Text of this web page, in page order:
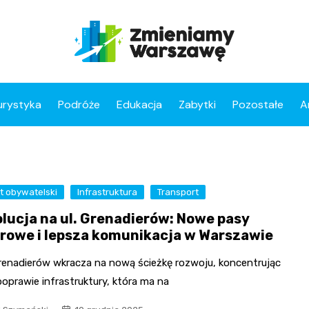
Podróże Edukacja Zabytki Pozostałe
obywatelski Infrastruktura Transport
na ul. Grenadierów: Nowe pasy
i lepsza komunikacja w Warszawie
wkracza na nową ścieżkę rozwoju, koncentrując
infrastruktury, która ma na